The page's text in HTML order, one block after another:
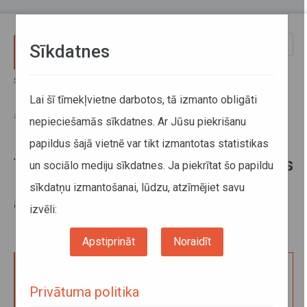
Sākums
Transportlīdzekļa vadītāja atestāts kravu komercpārvadājumiem ar
autotransportu saskaņā ar Kopienas atļauju (maiņa)
Transportlīdzekļa vadītāja atestāts
kravu komercpārvadājumiem ar
autotransportu saskaņā ar
Kopienas atļauju (maiņa)
atestāta komercpārvadājumu veikšanai ar kravas
Sīkdatnes
Lai šī tīmekļvietne darbotos, tā izmanto obligāti
nepieciešamās sīkdatnes. Ar Jūsu piekrišanu
papildus šajā vietnē var tikt izmantotas statistikas
un sociālo mediju sīkdatnes. Ja piekrītat šo papildu
sīkdatņu izmantošanai, lūdzu, atzīmējiet savu
izvēli:
Apstiprināt Noraidīt
Privātuma politika